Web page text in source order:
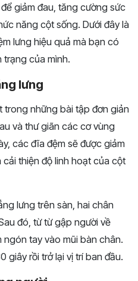
giảm đau, tăng cường sức
năng cột sống. Dưới đây là
lưng hiệu quả mà bạn có
trạng của mình.
lưng
trong những bài tập đơn giản
và thư giãn các cơ vùng
các đĩa đệm sẽ được giảm
thiện độ linh hoạt của cột
lưng trên sàn, hai chân
đó, từ từ gập người về
tay vào mũi bàn chân.
giây rồi trở lại vị trí ban đầu.